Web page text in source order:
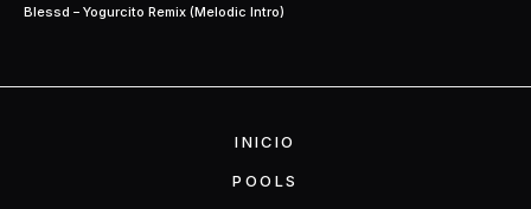
Blessd – Yogurcito Remix (Melodic Intro)
INICIO
POOLS